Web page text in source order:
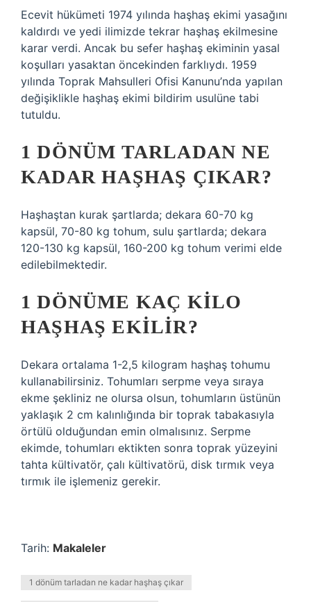
Ecevit hükümeti 1974 yılında haşhaş ekimi yasağını
kaldırdı ve yedi ilimizde tekrar haşhaş ekilmesine
karar verdi. Ancak bu sefer haşhaş ekiminin yasal
koşulları yasaktan öncekinden farklıydı. 1959
yılında Toprak Mahsulleri Ofisi Kanunu’nda yapılan
değişiklikle haşhaş ekimi bildirim usulüne tabi
tutuldu.
1 DÖNÜM TARLADAN NE
KADAR HAŞHAŞ ÇIKAR?
Haşhaştan kurak şartlarda; dekara 60-70 kg
kapsül, 70-80 kg tohum, sulu şartlarda; dekara
120-130 kg kapsül, 160-200 kg tohum verimi elde
edilebilmektedir.
1 DÖNÜME KAÇ KILO
HAŞHAŞ EKILIR?
Dekara ortalama 1-2,5 kilogram haşhaş tohumu
kullanabilirsiniz. Tohumları serpme veya sıraya
ekme şekliniz ne olursa olsun, tohumların üstünün
yaklaşık 2 cm kalınlığında bir toprak tabakasıyla
örtülü olduğundan emin olmalısınız. Serpme
ekimde, tohumları ektikten sonra toprak yüzeyini
tahta kültivatör, çalı kültivatörü, disk tırmık veya
tırmık ile işlemeniz gerekir.
Tarih: Makaleler
1 dönüm tarladan ne kadar haşhaş çıkar